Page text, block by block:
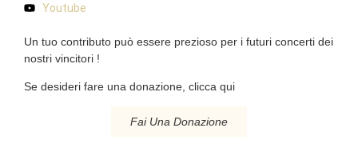
Youtube
Un tuo contributo può essere prezioso per i futuri concerti dei
nostri vincitori !
Se desideri fare una donazione, clicca qui
Fai Una Donazione